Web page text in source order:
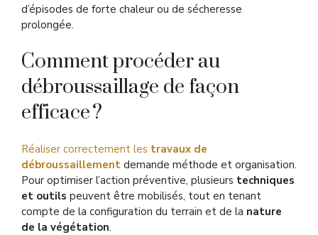
d’épisodes de forte chaleur ou de sécheresse
prolongée.
Comment procéder au
débroussaillage de façon
efficace ?
Réaliser correctement les travaux de
débroussaillement demande méthode et organisation.
Pour optimiser l’action préventive, plusieurs techniques
et outils peuvent être mobilisés, tout en tenant
compte de la configuration du terrain et de la nature
de la végétation.